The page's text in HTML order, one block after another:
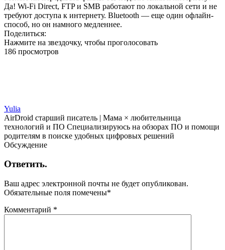
Да! Wi-Fi Direct, FTP и SMB работают по локальной сети и не
требуют доступа к интернету. Bluetooth — еще один офлайн-
способ, но он намного медленнее.
Поделиться:
Нажмите на звездочку, чтобы проголосовать
186 просмотров
Yulia
AirDroid старший писатель | Мама × любительница
технологий и ПО Специализируюсь на обзорах ПО и помощи
родителям в поиске удобных цифровых решений
Обсуждение
Ответить.
Ваш адрес электронной почты не будет опубликован.
Обязательные поля помечены*
Комментарий *